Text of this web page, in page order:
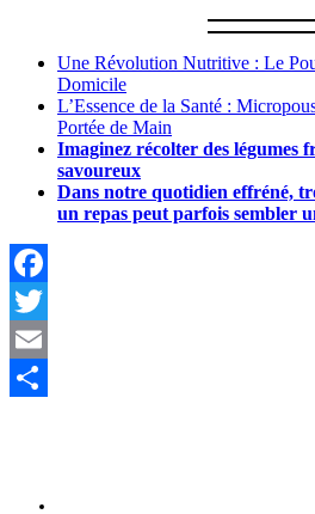
Une Révolution Nutritive : Le
Domicile
L’Essence de la Santé :
Portée de Main
Imaginez récolter des légumes
savoureux
Dans notre quotidien effréné,
un repas peut parfois sembler
Facebook
Twitter
Email